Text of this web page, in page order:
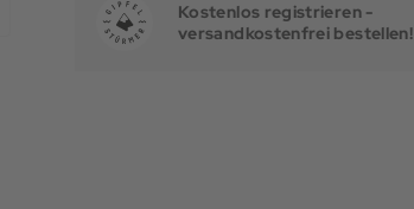
Kostenlos registrieren -
versandkostenfrei bestellen!